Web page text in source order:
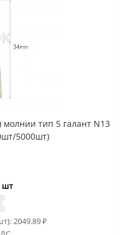
молнии тип 5 галант N13
5000шт)
шт
2049.89₽